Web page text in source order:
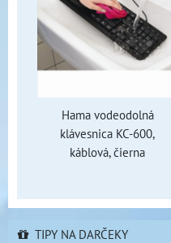
Hama vodeodolná
klávesnica KC-600,
káblová, čierna
TIPY NA DARČEKY